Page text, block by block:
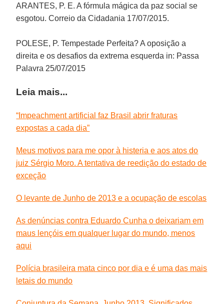
ARANTES, P. E. A fórmula mágica da paz social se
esgotou. Correio da Cidadania 17/07/2015.
POLESE, P. Tempestade Perfeita? A oposição a
direita e os desafios da extrema esquerda in: Passa
Palavra 25/07/2015
Leia mais...
“Impeachment artificial faz Brasil abrir fraturas
expostas a cada dia”
Meus motivos para me opor à histeria e aos atos do
juiz Sérgio Moro. A tentativa de reedição do estado de
exceção
O levante de Junho de 2013 e a ocupação de escolas
As denúncias contra Eduardo Cunha o deixariam em
maus lençóis em qualquer lugar do mundo, menos
aqui
Polícia brasileira mata cinco por dia e é uma das mais
letais do mundo